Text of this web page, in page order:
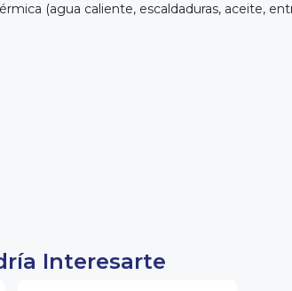
(agua caliente, escaldaduras, aceite,
Interesarte